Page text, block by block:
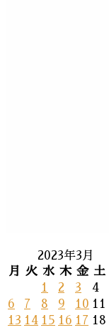
2023年3月
月
火 水 木 金 土
1 2 3 4
6
7 8 9 10 11
13 14 15 16 17 18